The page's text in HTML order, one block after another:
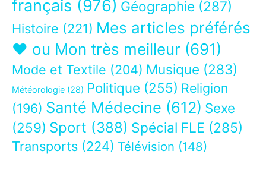
français (976) Géographie (287)
Histoire (221) Mes articles préférés
❤ ou Mon très meilleur (691)
Mode et Textile (204) Musique (283)
Météorologie (28) Politique (255) Religion
(196) Santé Médecine (612) Sexe
(259) Sport (388) Spécial FLE (285)
Transports (224) Télévision (148)